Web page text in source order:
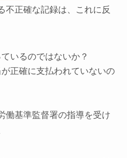
不正確な記録は、これに反
いるのではないか？
正確に支払われていないの
働基準監督署の指導を受け